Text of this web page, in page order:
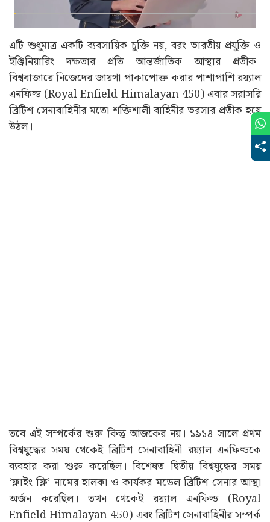
এটি শুধুমাত্র একটি ব্যবসায়িক চুক্তি নয়, বরং ভারতীয় প্রযুক্তি ও
ইঞ্জিনিয়ারিং দক্ষতার প্রতি আন্তর্জাতিক আস্থার প্রতীক।
বিশ্ববাজারে নিজেদের জায়গা পাকাপোক্ত করার পাশাপাশি রয়্যাল
এনফিল্ড (Royal Enfield Himalayan 450) এবার সরাসরি
ব্রিটিশ সেনাবাহিনীর মতো শক্তিশালী বাহিনীর ভরসার প্রতীক হয়ে
উঠল।
তবে এই সম্পর্কের শুরু কিন্তু আজকের নয়। ১৯১৪ সালে প্রথম
বিশ্বযুদ্ধের সময় থেকেই ব্রিটিশ সেনাবাহিনী রয়্যাল এনফিল্ডকে
ব্যবহার করা শুরু করেছিল। বিশেষত দ্বিতীয় বিশ্বযুদ্ধের সময়
‘ফ্লাইং ফ্লি’ নামের হালকা ও কার্যকর মডেল ব্রিটিশ সেনার আস্থা
অর্জন করেছিল। তখন থেকেই রয়্যাল এনফিল্ড (Royal
Enfield Himalayan 450) এবং ব্রিটিশ সেনাবাহিনীর সম্পর্ক